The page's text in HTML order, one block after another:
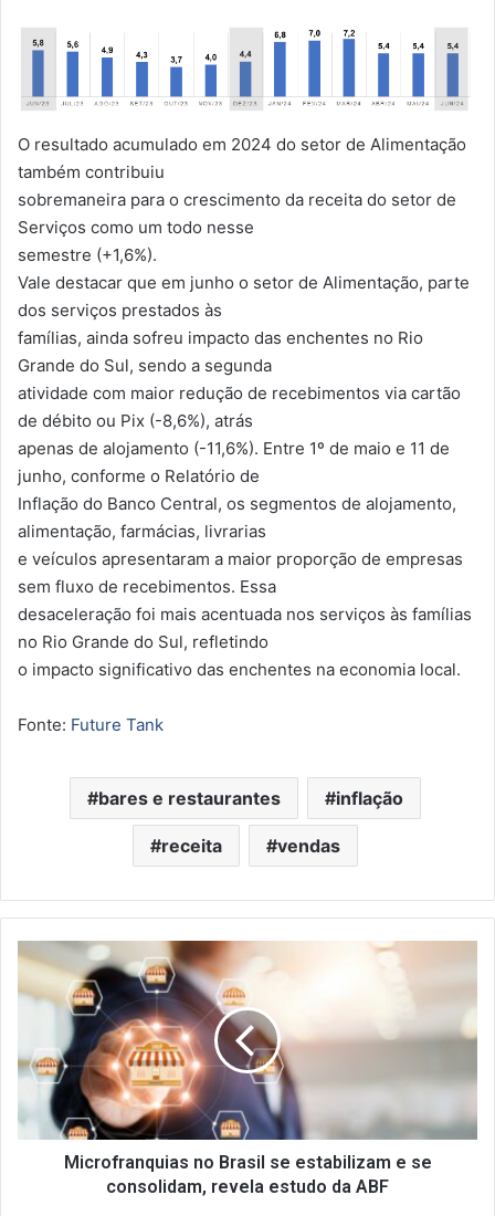
O resultado acumulado em 2024 do setor de Alimentação
também contribuiu
sobremaneira para o crescimento da receita do setor de
Serviços como um todo nesse
semestre (+1,6%).
Vale destacar que em junho o setor de Alimentação, parte
dos serviços prestados às
famílias, ainda sofreu impacto das enchentes no Rio
Grande do Sul, sendo a segunda
atividade com maior redução de recebimentos via cartão
de débito ou Pix (-8,6%), atrás
apenas de alojamento (-11,6%). Entre 1º de maio e 11 de
junho, conforme o Relatório de
Inflação do Banco Central, os segmentos de alojamento,
alimentação, farmácias, livrarias
e veículos apresentaram a maior proporção de empresas
sem fluxo de recebimentos. Essa
desaceleração foi mais acentuada nos serviços às famílias
no Rio Grande do Sul, refletindo
o impacto significativo das enchentes na economia local.
Fonte: Future Tank
bares e restaurantes inflação
receita vendas
Microfranquias
Brasil
estabilizam
e
consolidam,
revela
Microfranquias no Brasil se estabilizam e se
consolidam, revela estudo da ABF